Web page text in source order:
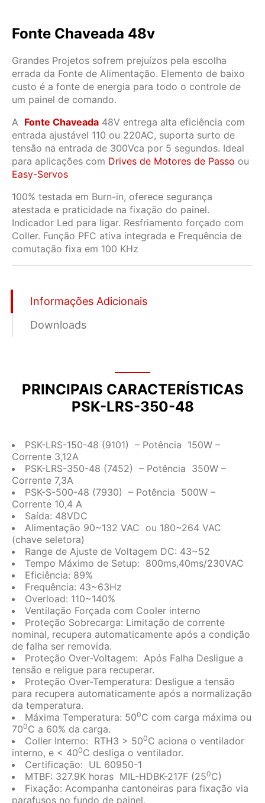
Fonte Chaveada 48v
Grandes Projetos sofrem prejuízos pela escolha
errada da Fonte de Alimentação. Elemento de baixo
custo é a fonte de energia para todo o controle de
um painel de comando.
A Fonte Chaveada 48V entrega alta eficiência com
entrada ajustável 110 ou 220AC, suporta surto de
tensão na entrada de 300Vca por 5 segundos. Ideal
para aplicações com Drives de Motores de Passo ou
Easy-Servos
100% testada em Burn-in, oferece segurança
atestada e praticidade na fixação do painel.
Indicador Led para ligar. Resfriamento forçado com
Coller. Função PFC ativa integrada e Frequência de
comutação fixa em 100 KHz
Informações Adicionais
Downloads
PRINCIPAIS CARACTERÍSTICAS
PSK-LRS-350-48
PSK-LRS-150-48 (9101) – Potência 150W –
Corrente 3,12A
PSK-LRS-350-48 (7452) – Potência 350W –
Corrente 7,3A
PSK-S-500-48 (7930) – Potência 500W –
Corrente 10,4 A
Saída: 48VDC
Alimentação 90~132 VAC ou 180~264 VAC
(chave seletora)
Range de Ajuste de Voltagem DC: 43~52
Tempo Máximo de Setup: 800ms,40ms/230VAC
Eficiência: 89%
Frequência: 43~63Hz
Overload: 110~140%
Ventilação Forçada com Cooler interno
Proteção Sobrecarga: Limitação de corrente
nominal, recupera automaticamente após a condição
de falha ser removida.
Proteção Over-Voltagem: Após Falha Desligue a
tensão e religue para recuperar.
Proteção Over-Temperatura: Desligue a tensão
para recupera automaticamente após a normalização
da temperatura.
Máxima Temperatura: 500C com carga máxima ou
700C a 60% da carga.
Coller Interno: RTH3 > 500C aciona o ventilador
interno, e < 400C desliga o ventilador.
Certificação: UL 60950-1
MTBF: 327.9K horas MIL-HDBK-217F (250C)
Fixação: Acompanha cantoneiras para fixação via
parafusos no fundo de painel.